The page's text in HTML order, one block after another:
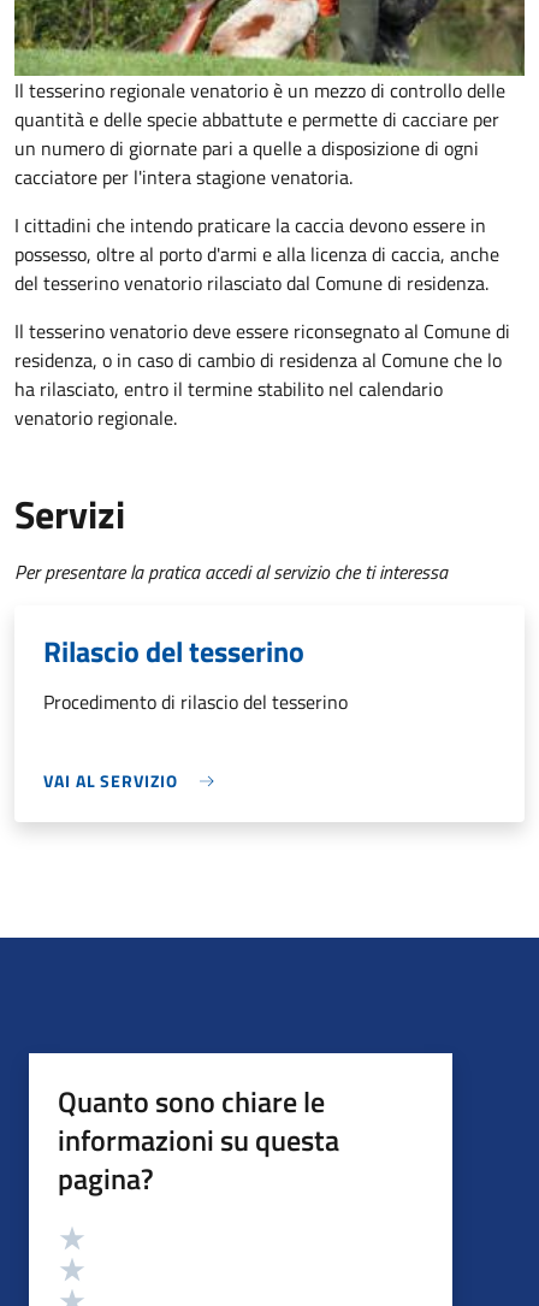
Il tesserino regionale venatorio è un mezzo di controllo delle
quantità e delle specie abbattute e permette di cacciare per
un numero di giornate pari a quelle a disposizione di ogni
cacciatore per l'intera stagione venatoria.
I cittadini che intendo praticare la caccia devono essere in
possesso, oltre al porto d'armi e alla licenza di caccia, anche
del tesserino venatorio rilasciato dal Comune di residenza.
Il tesserino venatorio deve essere riconsegnato al Comune di
residenza, o in caso di cambio di residenza al Comune che lo
ha rilasciato, entro il termine stabilito nel calendario
venatorio regionale.
Servizi
Per presentare la pratica accedi al servizio che ti interessa
Rilascio del tesserino
Procedimento di rilascio del tesserino
VAI AL SERVIZIO
Quanto sono chiare le
informazioni su questa
pagina?
Valutazione